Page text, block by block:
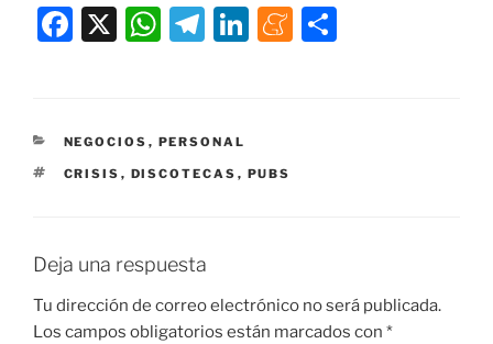
F
e
b
k
X
W
s
A
T
gr
a
Li
dI
M
CATEGORÍAS
NEGOCIOS , PERSONAL
ETIQUETAS
CRISIS , DISCOTECAS , PUBS
Deja una respuesta
Tu dirección de correo electrónico no será publicada.
Los campos obligatorios están marcados con *